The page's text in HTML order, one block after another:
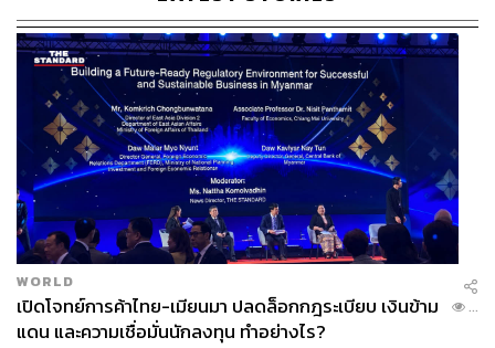
WORLD
เปิดโจทย์การค้าไทย-เมียนมา ปลดล็อกกฎระเบียบ เงินข้าม
แดน และความเชื่อมั่นนักลงทุน ทำอย่างไร?
...